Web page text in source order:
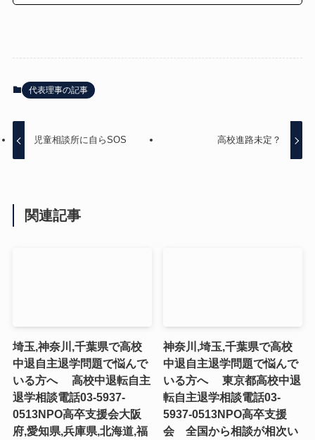
代表理事の記事
児童相談所に自らSOS 高校進路未定？
関連記事
埼玉,神奈川,千葉県で高校
中退自主退学問題で悩んで
いる方へ 高校中退転自主
退学相談電話03-5937-
0513NPO高卒支援会大阪
府,愛知県,兵庫県,北海道,福
神奈川,埼玉,千葉県で高校
中退自主退学問題で悩んで
いる方へ 東京都高校中退
転自主退学相談電話03-
5937-0513NPO高卒支援
会 全国から相談が相次い